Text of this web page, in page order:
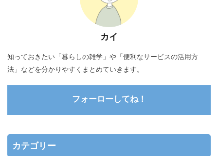
カイ
知っておきたい「暮らしの雑学」や「便利なサービスの活用方
法」などを分かりやすくまとめていきます。
フォーローしてね！
カテゴリー